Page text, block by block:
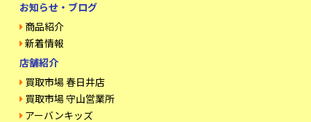
お知らせ・ブログ
商品紹介
新着情報
店舗紹介
買取市場 春日井店
買取市場 守山営業所
アーバンキッズ